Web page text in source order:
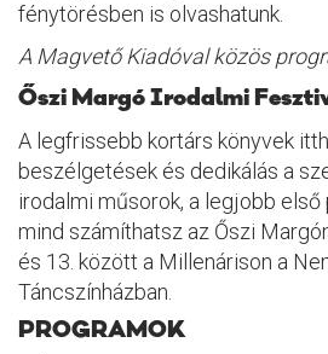
fénytörésben is olvashatunk.
A Magvető Kiadóval közös
Őszi Margó Irodalmi
A legfrissebb kortárs könyvek
beszélgetések és dedikálás a
irodalmi műsorok, a legjobb
mind számíthatsz az Őszi
és 13. között a Millenárison a
Táncszínházban.
PROGRAMOK